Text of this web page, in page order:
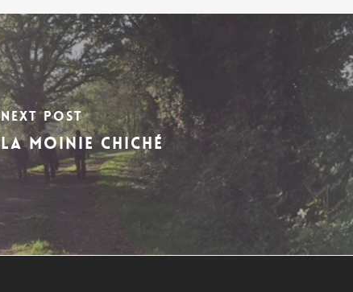
Next Post
la moinie chiché